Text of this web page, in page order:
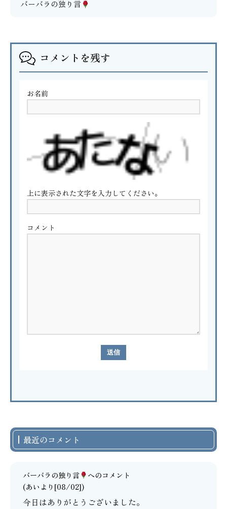
バーバラの独り言
コメントを残す
お名前
上に表示された文字を入力してください。
コメント
最近のコメント
バーバラの独り言
へのコメント
(あいより[08/02])
今日はありがとうございました。